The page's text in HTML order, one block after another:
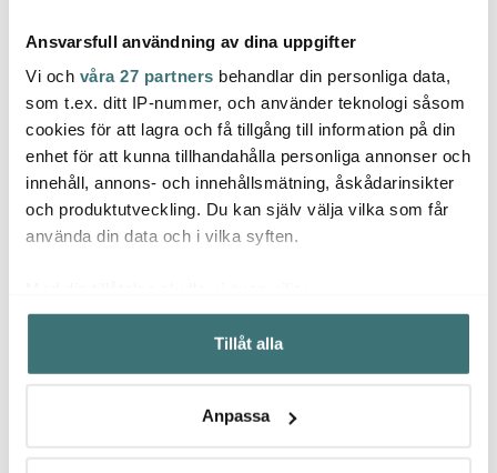
Ansvarsfull användning av dina uppgifter
Vi och våra 27 partners behandlar din personliga data,
som t.ex. ditt IP-nummer, och använder teknologi såsom
cookies för att lagra och få tillgång till information på din
enhet för att kunna tillhandahålla personliga annonser och
innehåll, annons- och innehållsmätning, åskådarinsikter
och produktutveckling. Du kan själv välja vilka som får
använda din data och i vilka syften.
Samla in information om din geografiska plats som
kan ha en noggrannhet på upp till flera meter
Identifiera din enhet genom att aktivt skanna den för
Ta reda på mer om hur dina personliga uppgifter
Tillåt alla
Anpassa
Sthål
Arabesque
serveringsfat 34 cm
lavender
499 kr 1149 kr
Sthål
Arabesque teburk 15
cm pineapple
829 kr
Sthål
Låt dig inspireras av våra kunder